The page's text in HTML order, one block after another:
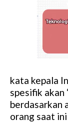
kata kepala
spesifik akan
berdasarkan
orang saat